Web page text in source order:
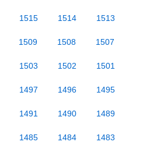
1515 1514 1513
1509 1508 1507
1503 1502 1501
1497 1496 1495
1491 1490 1489
1485 1484 1483